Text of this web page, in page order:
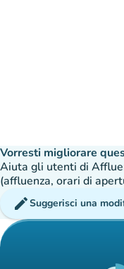
Vorresti migliorare
Aiuta gli utenti di
(affluenza, orari di
editSuggerisci una